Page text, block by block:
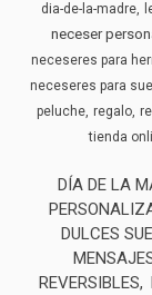
dia-de-la-madre
neceser
neceseres para
neceseres para
peluche regalo
tienda
DÍA DE LA
DULCES
REVERSIBLES